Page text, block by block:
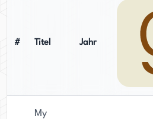
# Titel Jahr
My